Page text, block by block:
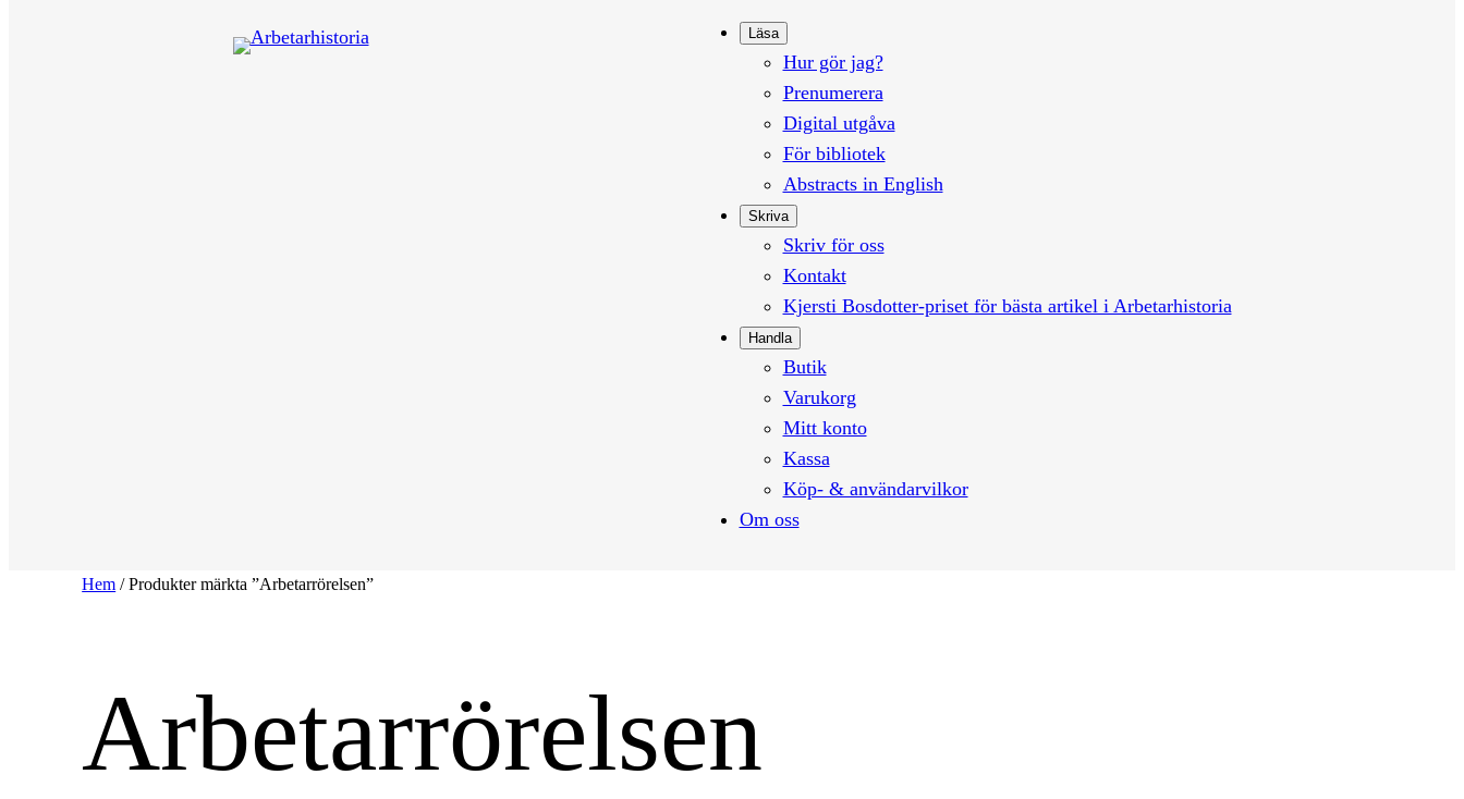
Läsa
Hur gör jag?
Prenumerera
Digital utgåva
För bibliotek
Abstracts in English
Skriva
Skriv för oss
Kontakt
Kjersti Bosdotter-priset för bästa artikel i Arbetarhistoria
Handla
Butik
Varukorg
Mitt konto
Kassa
Köp- & användarvilkor
Om oss
Hem / Produkter märkta ”Arbetarrörelsen”
Arbetarrörelsen